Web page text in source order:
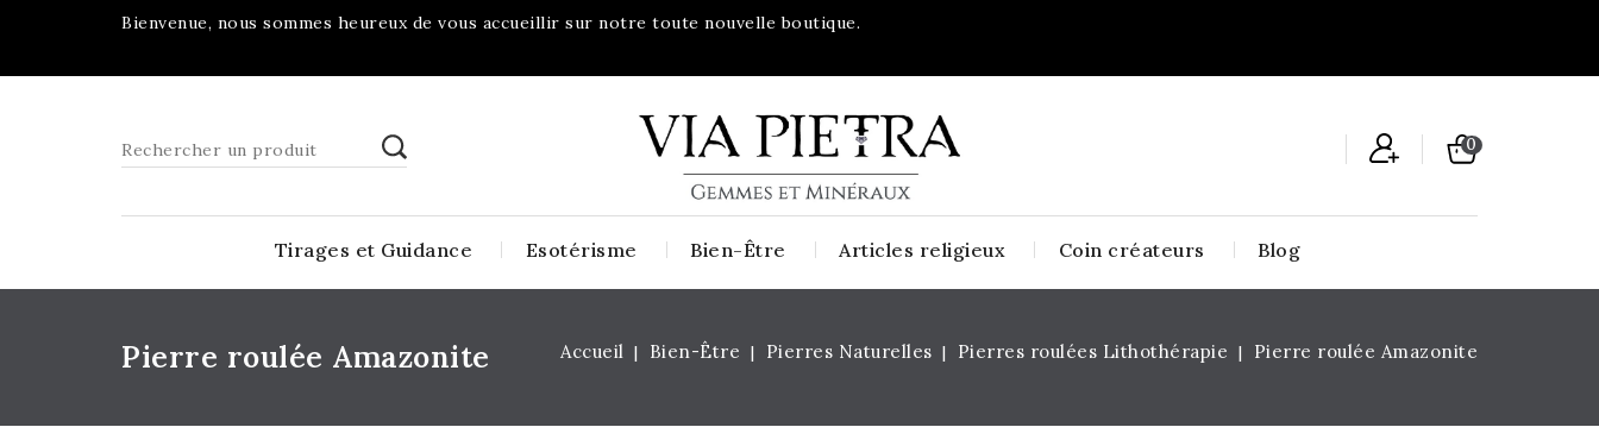
Bienvenue, nous sommes heureux de vous accueillir sur notre toute nouvelle boutique.
0
Tirages et Guidance Esotérisme Bien-Être Articles religieux Coin créateurs Blog
Pierre roulée Amazonite Accueil Bien-Être Pierres Naturelles Pierres roulées Lithothérapie Pierre roulée Amazonite